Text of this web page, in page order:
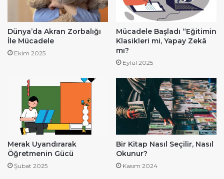
Dünya’da Akran Zorbalığı
İle Mücadele
Ekim 2025
Mücadele Başladı “Eğitimin
Klasikleri mi, Yapay Zekâ
mı?
Eylül 2025
Merak Uyandırarak
Öğretmenin Gücü
Şubat 2025
Bir Kitap Nasıl Seçilir, Nasıl
Okunur?
Kasım 2024